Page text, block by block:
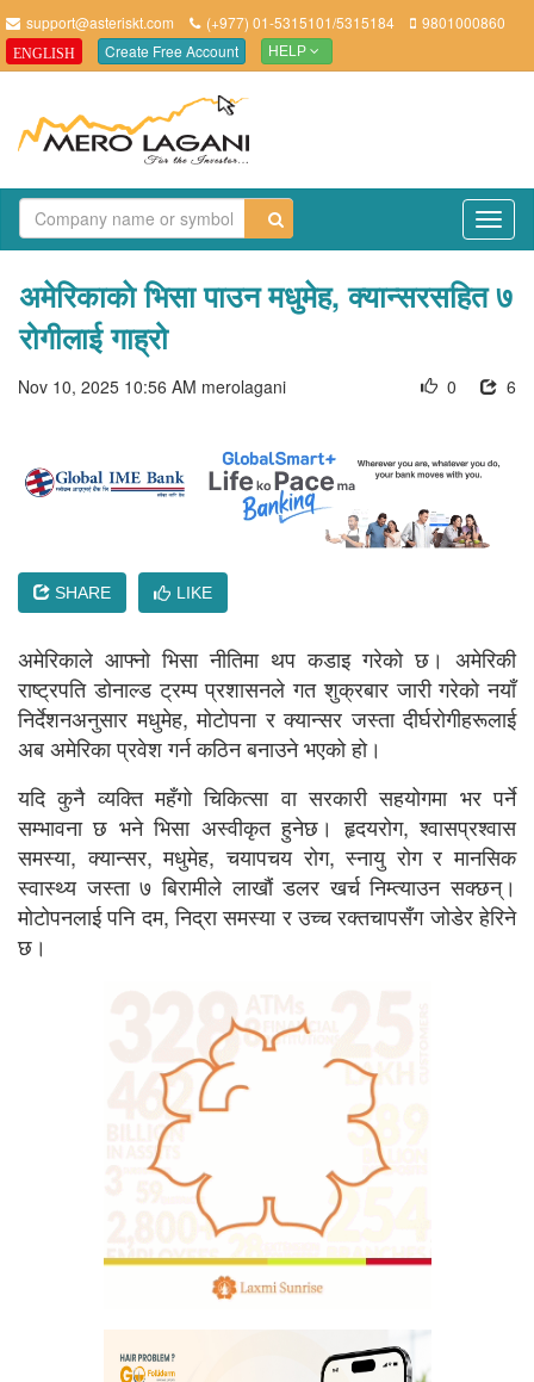
support@asteriskt.com (+977) 01-5315101/5315184 9801000860
ENGLISH Create Free Account HELP
अमेरिकाकाे भिसा पाउन मधुमेह, क्यान्सरसहित ७
रोगीलाई गाह्रो
Nov 10, 2025 10:56 AM merolagani 6
0
SHARE LIKE
अमेरिकाले आफ्नो भिसा नीतिमा थप कडाइ गरेको छ। अमेरिकी
राष्ट्रपति डोनाल्ड ट्रम्प प्रशासनले गत शुक्रबार जारी गरेको नयाँ
निर्देशनअनुसार मधुमेह, मोटोपना र क्यान्सर जस्ता दीर्घरोगीहरूलाई
अब अमेरिका प्रवेश गर्न कठिन बनाउने भएको हो।
यदि कुनै व्यक्ति महँगो चिकित्सा वा सरकारी सहयोगमा भर पर्ने
सम्भावना छ भने भिसा अस्वीकृत हुनेछ। हृदयरोग, श्वासप्रश्वास
समस्या, क्यान्सर, मधुमेह, चयापचय रोग, स्नायु रोग र मानसिक
स्वास्थ्य जस्ता ७ बिरामीले लाखौं डलर खर्च निम्त्याउन सक्छन्।
मोटोपनलाई पनि दम, निद्रा समस्या र उच्च रक्तचापसँग जोडेर हेरिने
छ।